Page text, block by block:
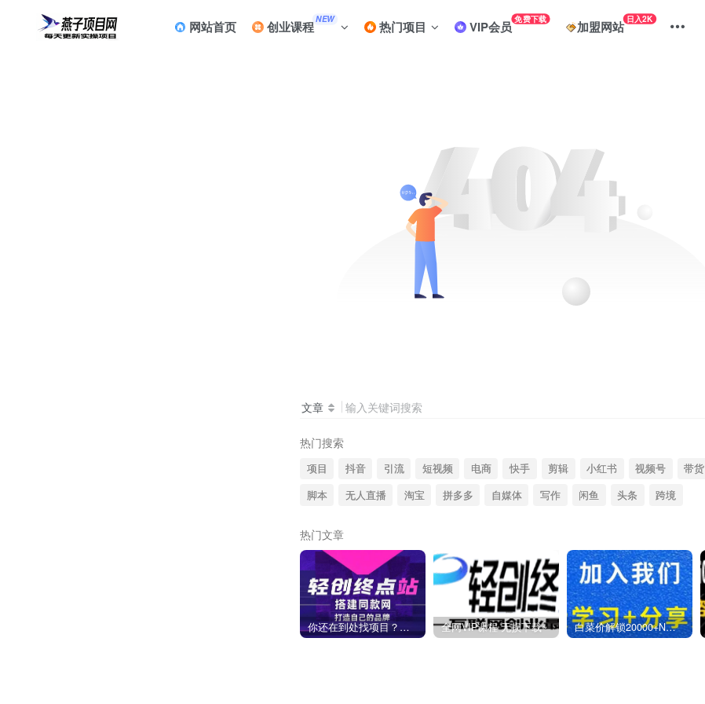
网站首页 创业课程NEW 热门项目 VIP会员 免费下载 加盟网站 日入2K
文章 输入关键词搜索
热门搜索
项目 抖音 引流 短视频 电商 快手 剪辑 小红书 视频号 带货
脚本
无人直播 淘宝 拼多多 自媒体 写作 闲鱼 头条 跨境
热门文章
你还在到处找项目？还在当韭菜？我靠卖项目一个月收入5万+，曾经我也是个失败者。 全网VIP课程 无损下载~ 白菜价解锁20000+N个赚钱机会，加入燕子项目网会员，全站资源免费学习。